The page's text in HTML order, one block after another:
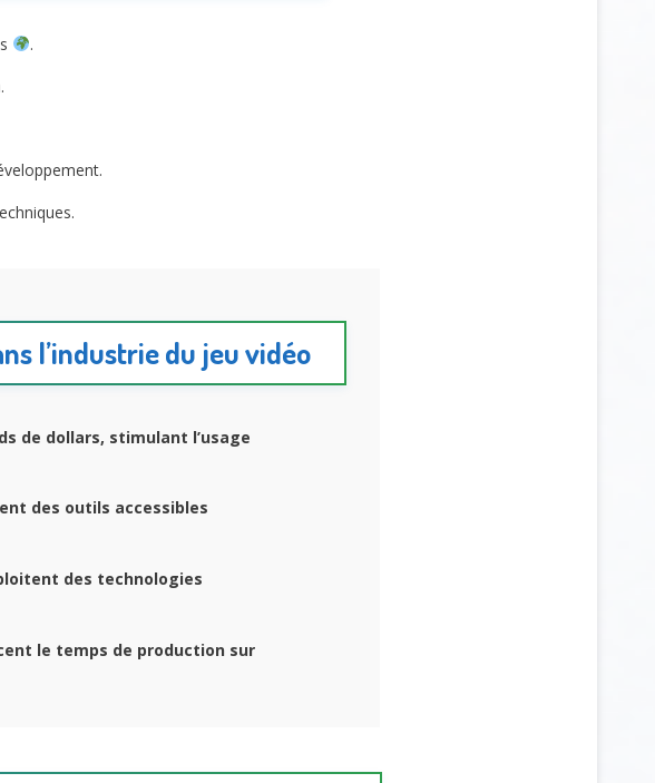
.
l’industrie du jeu vidéo
de dollars, stimulant l’usage
des outils accessibles
des technologies
le temps de production sur